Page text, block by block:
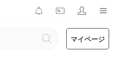
マイページ